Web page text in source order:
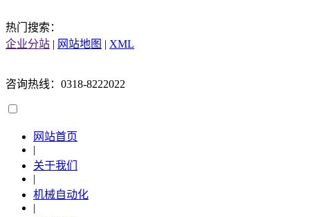
热门搜索：
企业分站 | 网站地图 | XML
咨询热线：0318-8222022
网站首页
|
关于我们
|
机械自动化
|